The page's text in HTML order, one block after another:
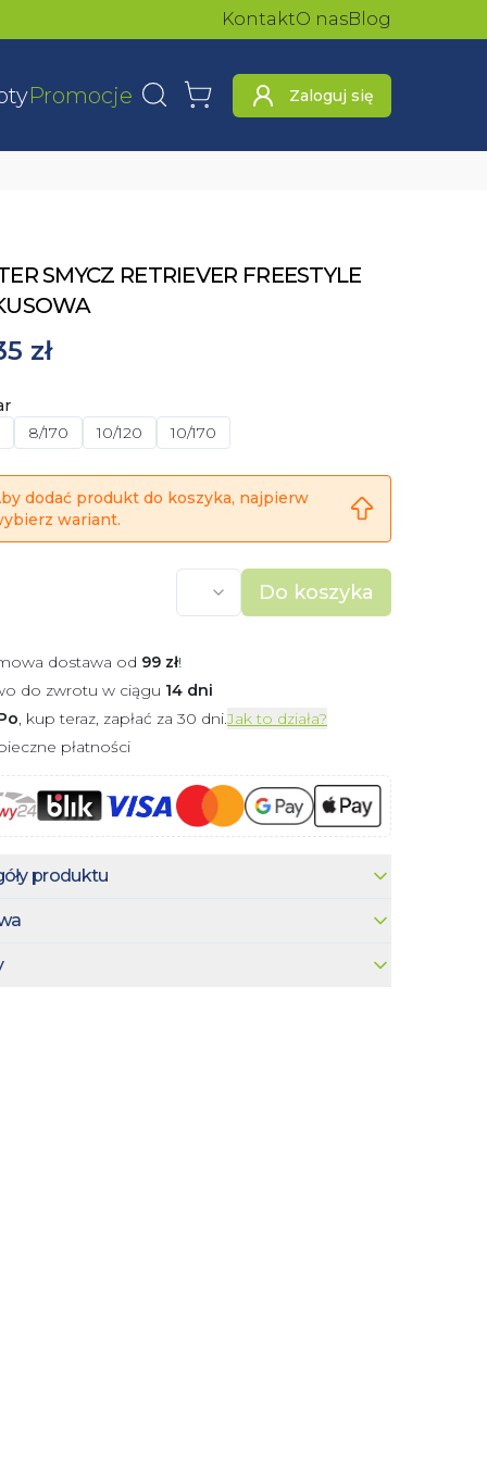
KontaktO nasBlog
Promocje WyszukajKoszyk Zaloguj się
SMYCZ RETRIEVER FREESTYLE
zł
8/170 10/120 10/170
dodać produkt do koszyka, najpierw
wariant.
Do koszyka
dostawa od 99 zł!
do zwrotu w ciągu 14 dni
, kup teraz, zapłać za 30 dni.Jak to działa?
płatności
produktu